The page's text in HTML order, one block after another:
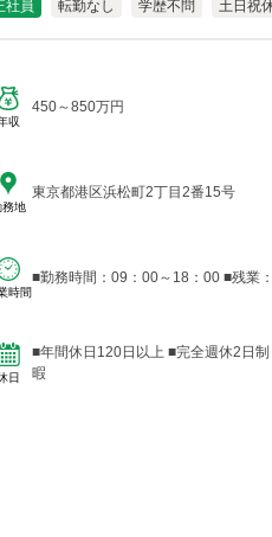
社員 転勤なし 学歴不問 土日祝
収
450～850万円
務地
東京都港区浜松町2丁目2番15号
時間
■勤務時間：09：00～18：00 ■残業
日
■年間休日120日以上 ■完全週休2日制
暇